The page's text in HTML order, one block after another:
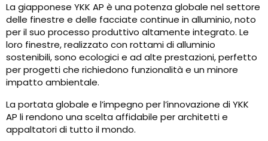
La giapponese YKK AP è una potenza globale nel settore
delle finestre e delle facciate continue in alluminio, noto
per il suo processo produttivo altamente integrato. Le
loro finestre, realizzato con rottami di alluminio
sostenibili, sono ecologici e ad alte prestazioni, perfetto
per progetti che richiedono funzionalità e un minore
impatto ambientale.
La portata globale e l’impegno per l’innovazione di YKK
AP li rendono una scelta affidabile per architetti e
appaltatori di tutto il mondo.